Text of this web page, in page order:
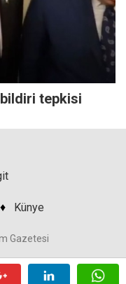
bildiri tepkisi
♦ Künye
Gazetesi